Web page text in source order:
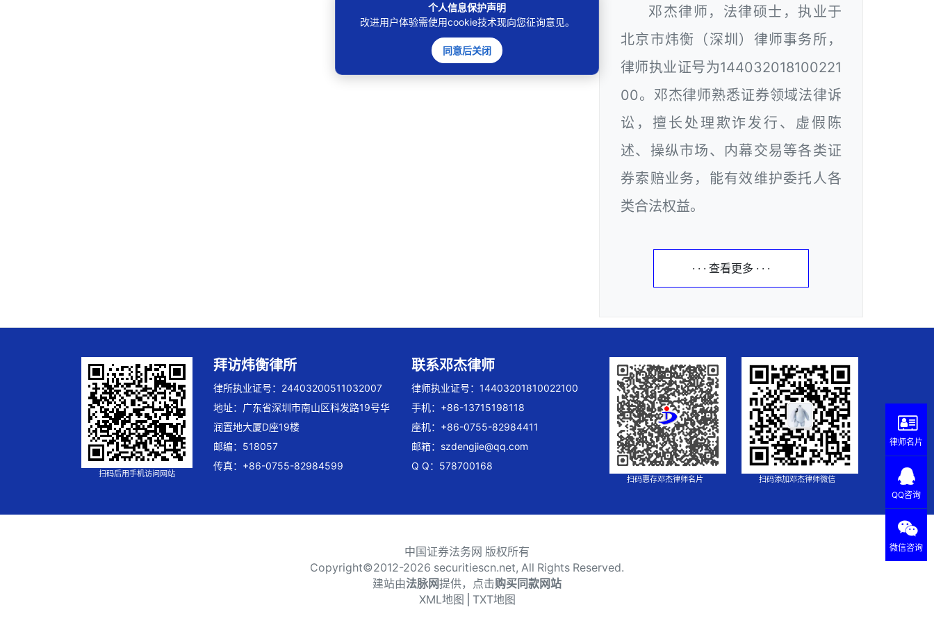
邓杰律师，法律硕士，执业于
北京市炜衡（深圳）律师事务所，
律师执业证号为144032018100221
00。邓杰律师熟悉证券领域法律诉
讼，擅长处理欺诈发行、虚假陈
述、操纵市场、内幕交易等各类证
券索赔业务，能有效维护委托人各
类合法权益。
· · · 查看更多 · · ·
扫码后用手机访问网站
拜访炜衡律所
律所执业证号：24403200511032007
地址：广东省深圳市南山区科发路19号华
润置地大厦D座19楼
邮编：518057
传真：+86-0755-82984599
联系邓杰律师
律师执业证号：14403201810022100
手机：+86-13715198118
座机：+86-0755-82984411
邮箱： szdengjie@qq.com
Q Q：578700168
扫码惠存邓杰律师名片 扫码添加邓杰律师微信
中国证券法务网 版权所有
Copyright©2012-2026 securitiescn.net, All Rights Reserved.
建站由法脉网提供，点击购买同款网站
个人信息保护声明
改进用户体验需使用cookie技术现向您征询意见。
同意后关闭
XML地图 TXT地图
律师名片
QQ咨询
微信咨询